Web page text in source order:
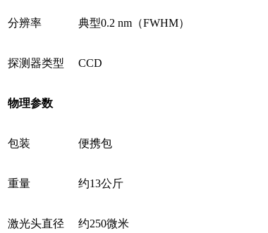
分辨率 典型0.2 nm（FWHM）
探测器类型 CCD
物理参数
包装 便携包
重量 约13公斤
激光头直径 约250微米